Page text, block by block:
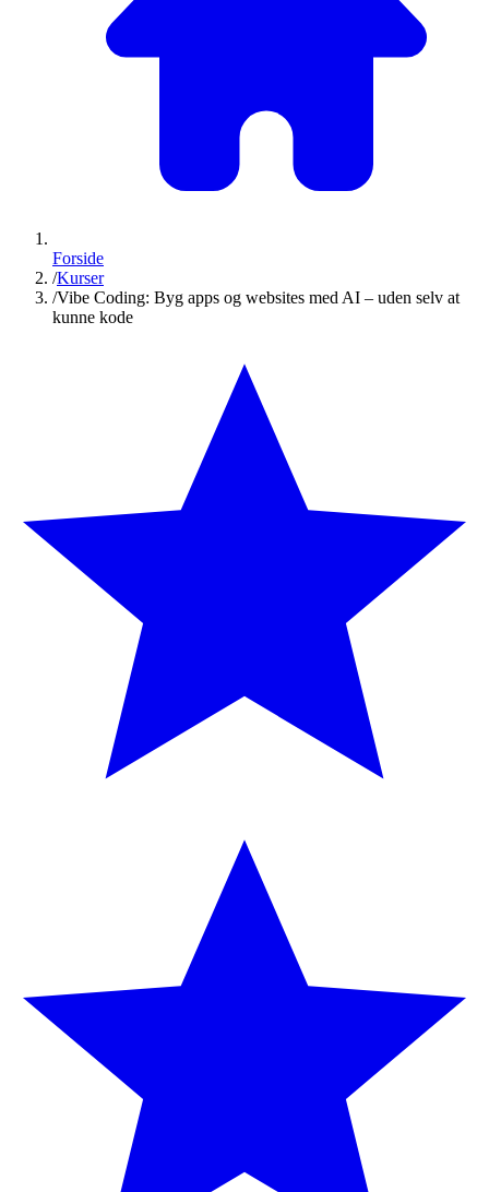
Forside
/Kurser
/Vibe Coding: Byg apps og websites med AI – uden selv at
kunne kode